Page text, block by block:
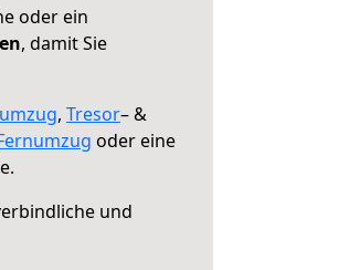
oder ein
, damit Sie
, Tresor– &
oder eine
und